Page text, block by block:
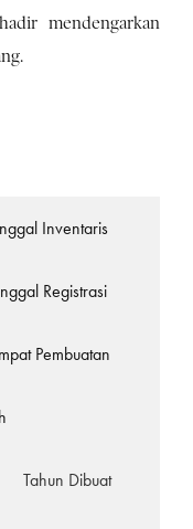
mendengarkan
Inventaris
Registrasi
Pembuatan
Tahun Dibuat